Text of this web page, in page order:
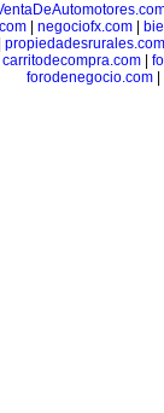
negociofx.com
propiedadesrurales.com
carritodecompra.com
forodenegocio.com|